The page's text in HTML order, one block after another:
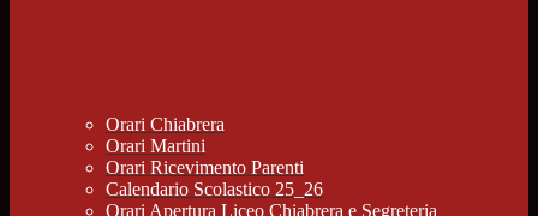
Orari Chiabrera
Orari Martini
Orari Ricevimento Parenti
Calendario Scolastico 25_26
Orari Apertura Liceo Chiabrera e Segreteria